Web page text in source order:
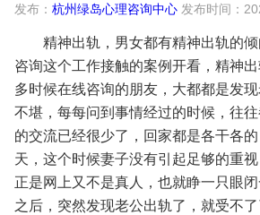
发布： 杭州绿岛心理咨询中心发布时间：
精神出轨，男女都有精神出轨的倾
咨询这个工作接触的案例开看，精神
多时候在线咨询的朋友，大都都是发
不堪，每每问到事情经过的时候，往
的交流已经很少了，回家都是各干各
天，这个时候妻子没有引起足够的重
正是网上又不是真人，也就睁一只眼
之后，突然发现老公出轨了，就受不了